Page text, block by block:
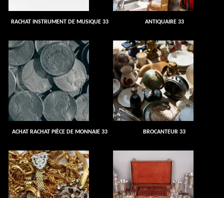
RACHAT INSTRUMENT DE MUSIQUE 33 ANTIQUAIRE 33
ACHAT RACHAT PIÈCE DE MONNAIE 33 BROCANTEUR 33